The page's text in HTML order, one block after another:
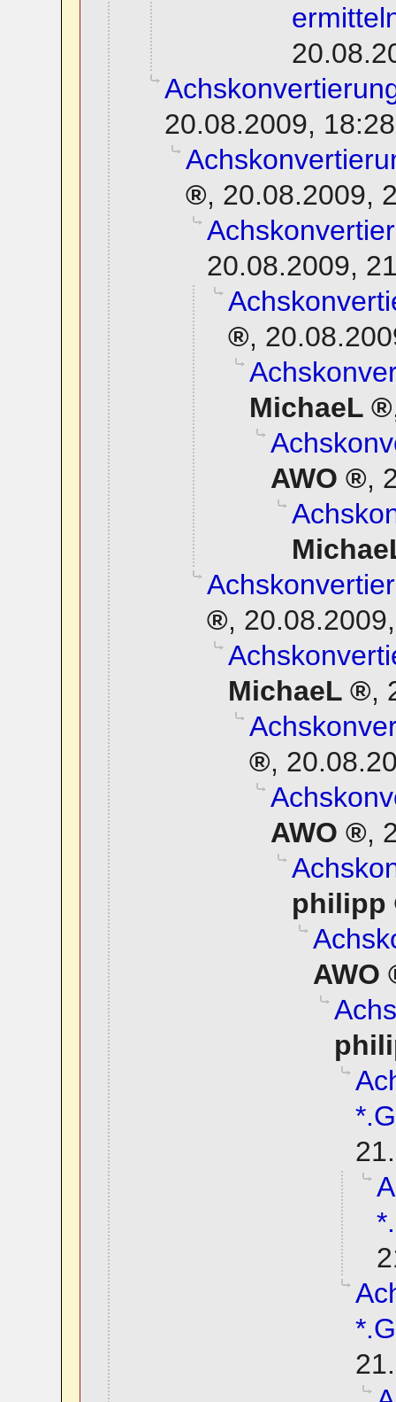
20.08.2009, 18:28
, 20.08.2009,
20.08.2009,
,
MichaeL
AWO
,
,
MichaeL
,
,
AWO
,
philipp
AWO